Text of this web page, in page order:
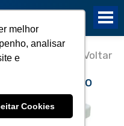
melhor
analisar
e
Cookies
Voltar
de uso